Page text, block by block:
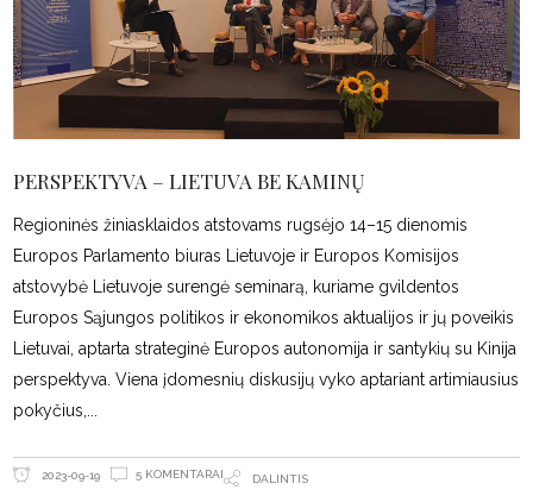
PERSPEKTYVA – LIETUVA BE KAMINŲ
Regioninės žiniasklaidos atstovams rugsėjo 14–15 dienomis
Europos Parlamento biuras Lietuvoje ir Europos Komisijos
atstovybė Lietuvoje surengė seminarą, kuriame gvildentos
Europos Sąjungos politikos ir ekonomikos aktualijos ir jų poveikis
Lietuvai, aptarta strateginė Europos autonomija ir santykių su Kinija
perspektyva. Viena įdomesnių diskusijų vyko aptariant artimiausius
pokyčius,
2023-09-19 5 KOMENTARAI DALINTIS